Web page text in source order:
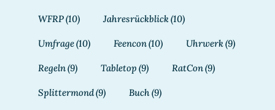
WFRP(10) Jahresrückblick(10)
Umfrage(10) Feencon(10) Uhrwerk(9)
Regeln(9) Tabletop (9) RatCon(9)
Splittermond(9) Buch(9)